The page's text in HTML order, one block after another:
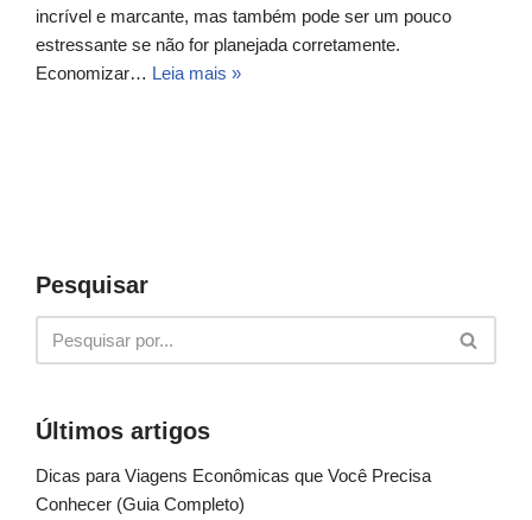
incrível e marcante, mas também pode ser um pouco
estressante se não for planejada corretamente.
Economizar… Leia mais »
Pesquisar
Últimos artigos
Dicas para Viagens Econômicas que Você Precisa
Conhecer (Guia Completo)